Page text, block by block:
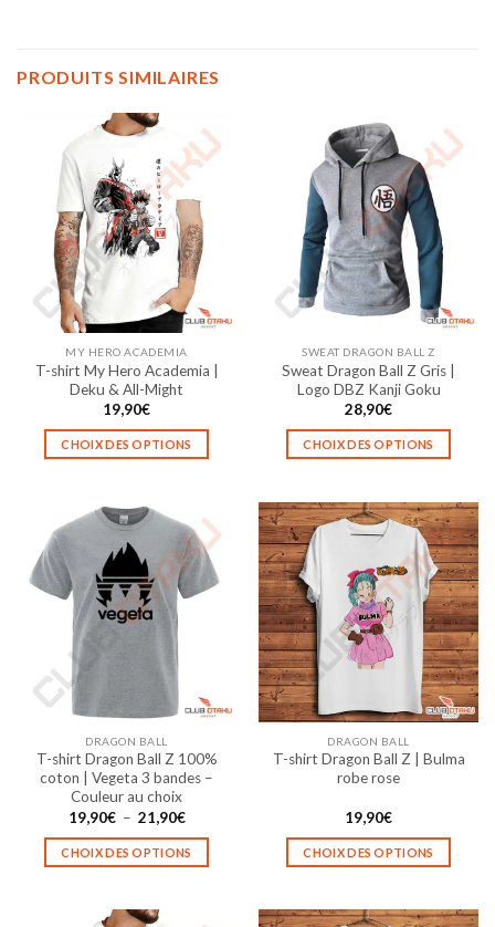
PRODUITS SIMILAIRES
MY HERO ACADEMIA
T-shirt My Hero Academia |
Deku & All-Might
19,90€
CHOIX DES OPTIONS
a
plusieurs
variations.
Les
options
peuvent
la
page
du
produit
SWEAT DRAGON BALL Z
Sweat Dragon Ball Z Gris |
Logo DBZ Kanji Goku
28,90€
CHOIX DES OPTIONS
a
plusieurs
variations.
Les
options
peuvent
être
la
page
DRAGON BALL
T-shirt Dragon Ball Z 100%
coton | Vegeta 3 bandes –
Couleur au choix
19,90€ – 21,90€Plage
prix :
19,90€
CHOIX DES OPTIONS
a
DRAGON BALL
T-shirt Dragon Ball Z | Bulma
robe rose
19,90€
CHOIX DES OPTIONS
a